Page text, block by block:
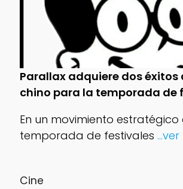
Cine
Parallax adquiere dos éxitos
chino para la temporada de
En un movimiento
temporada de festivales